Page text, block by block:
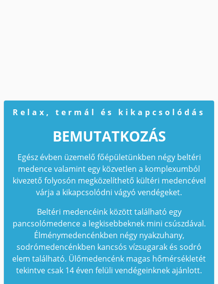
Relax, termál és kikapcsolódás
BEMUTATKOZÁS
Egész évben üzemelő főépületünkben négy beltéri
medence valamint egy közvetlen a komplexumból
kivezető folyosón megközelíthető kültéri medencével
várja a kikapcsolódni vágyó vendégeket.
Beltéri medencéink között található egy
pancsolómedence a legkisebbeknek mini csúszdával.
Élménymedencénkben négy nyakzuhany,
sodrómedencénkben kancsós vízsugarak és sodró
elem található. Ülőmedencénk magas hőmérsékletét
tekintve csak 14 éven felüli vendégeinknek ajánlott.